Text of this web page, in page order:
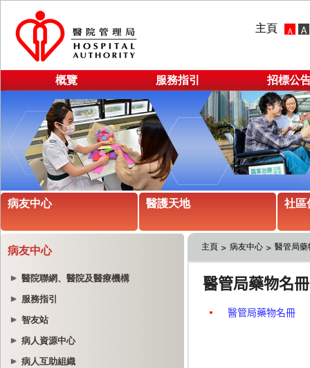
主頁
概覽 服務指引 招標公
病友中心 醫護天地 社區
病友中心
醫院聯網、醫院及醫療機構
服務指引
智友站
病人資源中心
病人互助組織
主頁 病友中心 醫管局藥